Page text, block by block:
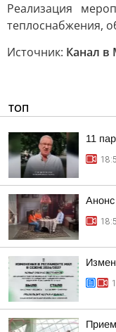
Реализация
теплоснабжения,
Источник: Канал в
ТОП
11